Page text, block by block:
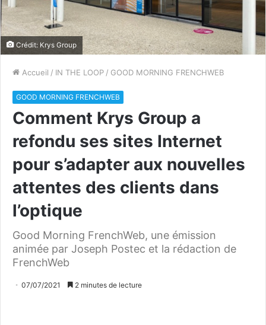
Crédit: Krys Group
Accueil / IN THE LOOP / GOOD MORNING FRENCHWEB
GOOD MORNING FRENCHWEB
Comment Krys Group a
refondu ses sites Internet
pour s’adapter aux nouvelles
attentes des clients dans
l’optique
Good Morning FrenchWeb, une émission
animée par Joseph Postec et la rédaction de
FrenchWeb
07/07/2021 2 minutes de lecture